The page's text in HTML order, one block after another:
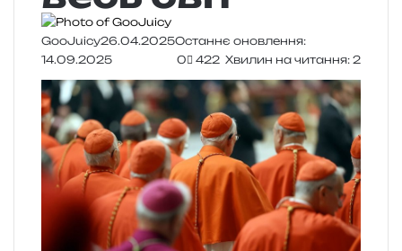
GooJuicy26.04.2025Останнє оновлення:
14.09.2025
0 422 Хвилин на читання: 2